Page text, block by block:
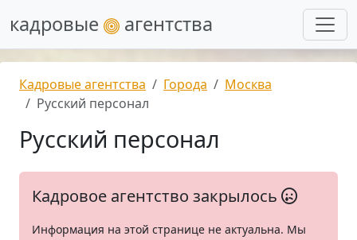
кадровые агентства
Кадровые агентства Города
Москва
Русский персонал
Русский персонал
Кадровое агентство закрылось
Информация на этой странице не актуальна. Мы